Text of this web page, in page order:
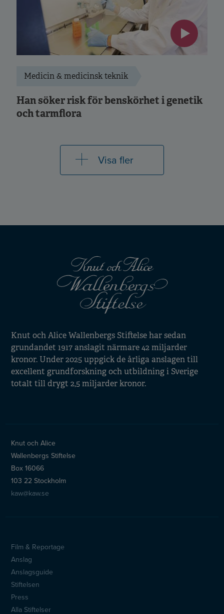
Medicin & medicinsk teknik
Han söker risk för benskörhet i genetik
och tarmflora
Visa fler
Knut och Alice Wallenbergs Stiftelse har sedan
grundandet 1917 anslagit närmare 42 miljarder
kronor. Under 2025 uppgick de årliga anslagen till
excellent grundforskning och utbildning i Sverige
totalt till drygt 2,5 miljarder kronor.
Knut och Alice
Wallenbergs Stiftelse
Box 16066
103 22 Stockholm
kaw@kaw.se
Sidfotsmeny
Film & Reportage
Anslag
Anslagsguide
Stiftelsen
Press
Alla Stiftelser